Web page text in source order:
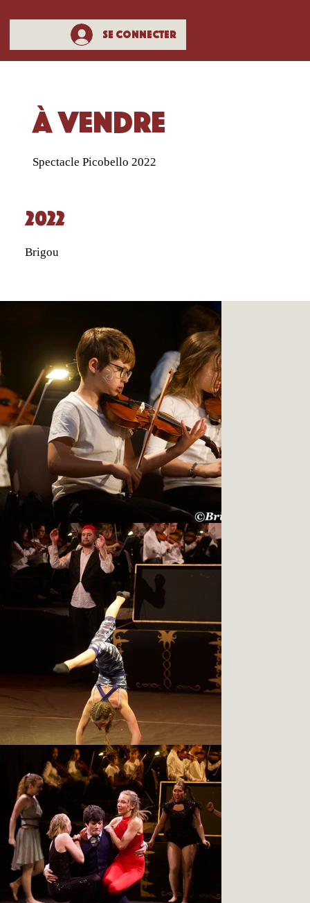
Se connecter
À vendre
Spectacle Picobello 2022
2022
Brigou